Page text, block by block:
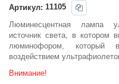
Артикул: 11105
Люминесцентная лампа
источник света, в котором
люминофором,
воздействием
Внимание!